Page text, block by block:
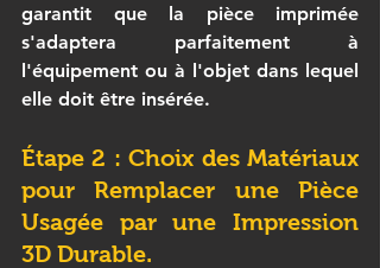
garantit que la pièce imprimée
s'adaptera parfaitement à
l'équipement ou à l'objet dans lequel
elle doit être insérée.
Étape 2 : Choix des Matériaux
pour Remplacer une Pièce
Usagée par une Impression
3D Durable.